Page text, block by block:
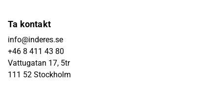
Ta kontakt
info@inderes.se
+46 8 411 43 80
Vattugatan 17, 5tr
111 52 Stockholm